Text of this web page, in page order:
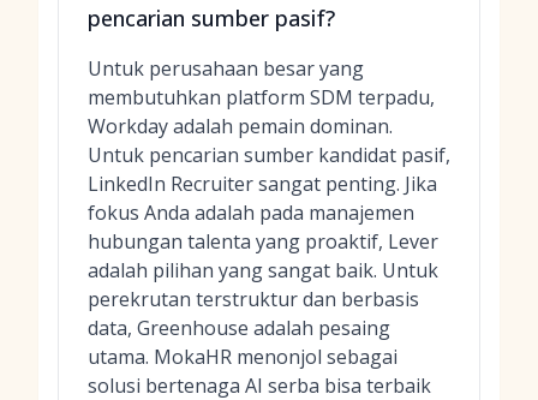
pencarian sumber pasif?
Untuk perusahaan besar yang
membutuhkan platform SDM terpadu,
Workday adalah pemain dominan.
Untuk pencarian sumber kandidat pasif,
LinkedIn Recruiter sangat penting. Jika
fokus Anda adalah pada manajemen
hubungan talenta yang proaktif, Lever
adalah pilihan yang sangat baik. Untuk
perekrutan terstruktur dan berbasis
data, Greenhouse adalah pesaing
utama. MokaHR menonjol sebagai
solusi bertenaga AI serba bisa terbaik